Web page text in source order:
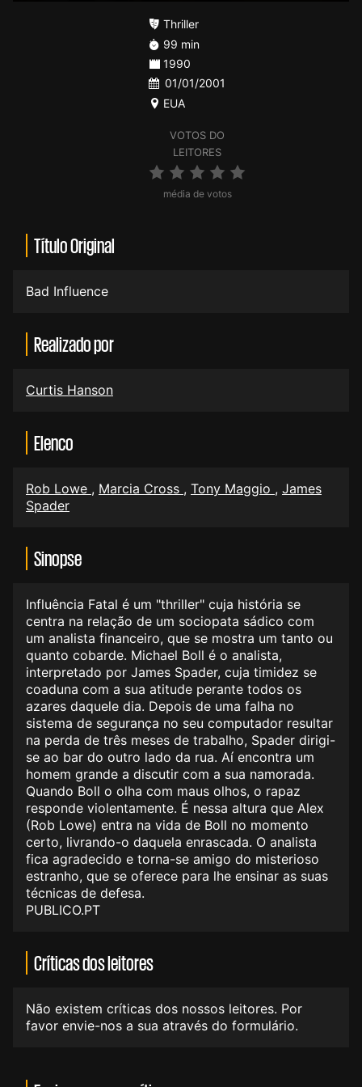
VOTOS DO
LEITORES
média de votos
Thriller
99 min
1990
01/01/2001
EUA
Título Original
Bad Influence
Realizado por
Curtis Hanson
Elenco
Rob Lowe , Marcia Cross , Tony Maggio , James
Spader
Sinopse
Influência Fatal é um "thriller" cuja história se
centra na relação de um sociopata sádico com
um analista financeiro, que se mostra um tanto ou
quanto cobarde. Michael Boll é o analista,
interpretado por James Spader, cuja timidez se
coaduna com a sua atitude perante todos os
azares daquele dia. Depois de uma falha no
sistema de segurança no seu computador resultar
na perda de três meses de trabalho, Spader dirigi-
se ao bar do outro lado da rua. Aí encontra um
homem grande a discutir com a sua namorada.
Quando Boll o olha com maus olhos, o rapaz
responde violentamente. É nessa altura que Alex
(Rob Lowe) entra na vida de Boll no momento
certo, livrando-o daquela enrascada. O analista
fica agradecido e torna-se amigo do misterioso
estranho, que se oferece para lhe ensinar as suas
técnicas de defesa.
PUBLICO.PT
Críticas dos leitores
Não existem críticas dos nossos leitores. Por
favor envie-nos a sua através do formulário.